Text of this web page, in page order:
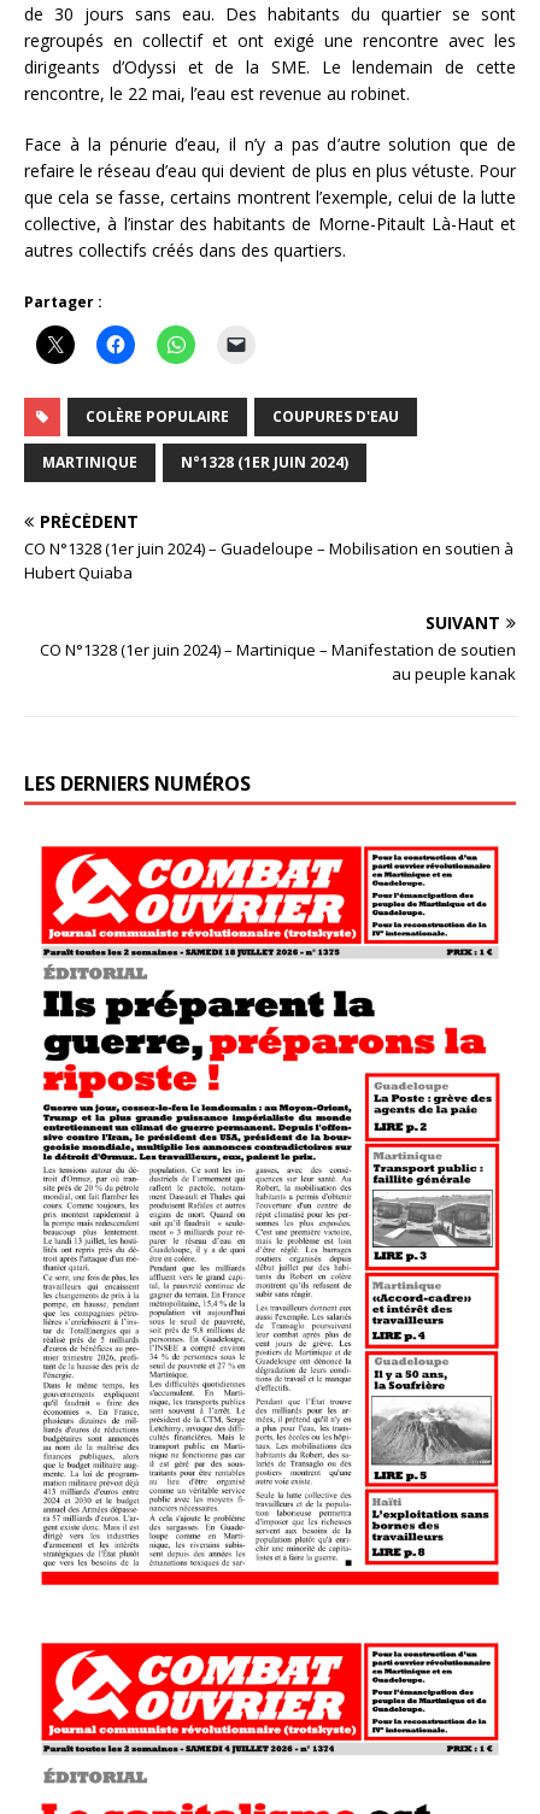
de 30 jours sans eau. Des habitants du quartier se sont
regroupés en collectif et ont exigé une rencontre avec les
dirigeants d’Odyssi et de la SME. Le lendemain de cette
rencontre, le 22 mai, l’eau est revenue au robinet.
Face à la pénurie d’eau, il n’y a pas d’autre solution que de
refaire le réseau d’eau qui devient de plus en plus vétuste. Pour
que cela se fasse, certains montrent l’exemple, celui de la lutte
collective, à l’instar des habitants de Morne-Pitault Là-Haut et
autres collectifs créés dans des quartiers.
Partager :
COLÈRE POPULAIRE COUPURES D'EAU
MARTINIQUE N°1328 (1ER JUIN 2024)
PRÉCÉDENT
CO N°1328 (1er juin 2024) – Guadeloupe – Mobilisation en soutien à
Hubert Quiaba
SUIVANT
CO N°1328 (1er juin 2024) – Martinique – Manifestation de soutien
au peuple kanak
LES DERNIERS NUMÉROS